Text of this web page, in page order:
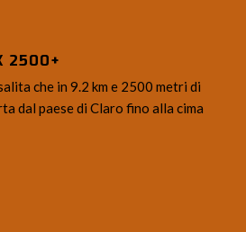
2500+
che in 9.2 km e 2500 metri di
dal paese di Claro fino alla cima